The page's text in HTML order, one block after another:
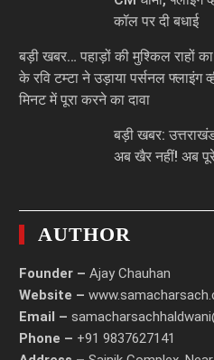
कॉल पर दी बधाई
बड़ी खबर… पहाड़ों की मुश्किल राहों
के रवि टम्टा ने उड़ाया पर्सनल
मिनट में पूरा करने का दावा
बड़ी खबर:
अब खैर नहीं! अब
AUTHOR
Founder – Ajay Chauhan
Website –
Email –
Phone – +91 9837627141